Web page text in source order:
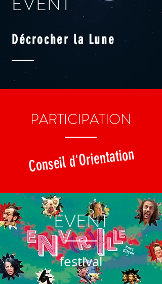
Décrocher la Lune
PARTICIPATION
Conseil d'Orientation
EVENT
festival